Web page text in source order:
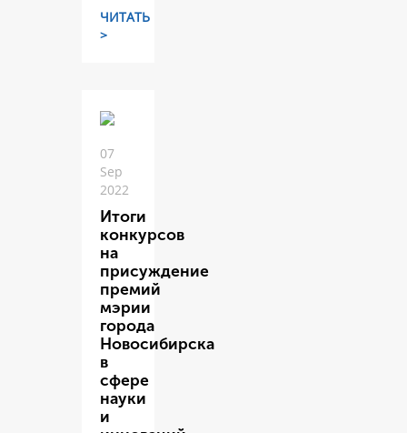
ЧИТАТЬ
>
07
Sep
2022
Итоги
конкурсов
на
присуждение
премий
мэрии
города
Новосибирска
в
сфере
науки
и